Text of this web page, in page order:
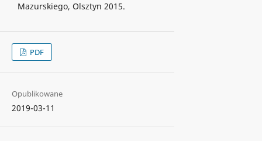
Mazurskiego, Olsztyn 2015.
PDF
Opublikowane
2019-03-11